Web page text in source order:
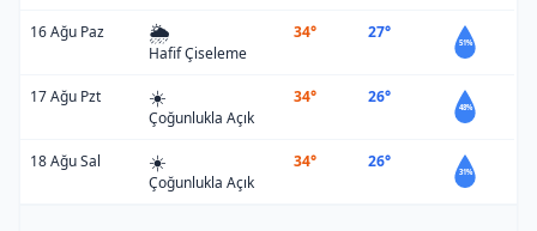
16 Ağu Paz 🌦️
Hafif Çiseleme
34° 27°
51%
17 Ağu Pzt ☀️
Çoğunlukla Açık
34° 26°
48%
18 Ağu Sal ☀️
Çoğunlukla Açık
34° 26°
31%